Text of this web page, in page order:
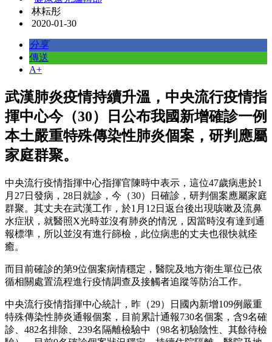
林耘彤
2020-01-30
分享
傳送
A+
武漢肺炎疫情持續升溫，中央流行疫情指
揮中心今（30）日公布我國新增確診一例
本土嚴重特殊傳染性肺炎個案，研判應屬
家庭群聚。
中央流行疫情指揮中心指揮官陳時中表示，這位47歲病患於1
月27日發病，28日就診，今（30）日確診，研判個案應屬家庭
群聚。其丈夫在武漢工作，於1月12日返台後出現咳嗽及流鼻
水症狀，就醫照X光時並沒有肺炎的情況，因當時沒有達到通
報標準，所以並沒有進行篩檢，此位病患的丈夫也很快就痊
癒。
而目前確診的第9位個案病情穩定，醫院及地方衛生單位已依
循相關處置流程進行疫情調查及接觸者追蹤等防治工作。
中央流行疫情指揮中心統計，昨（29）日國內新增109例嚴重
特殊傳染性肺炎通報個案，目前累計通報730名個案，含9名確
診、482名排除、239名隔離檢驗中（98名初驗陰性、其餘待檢